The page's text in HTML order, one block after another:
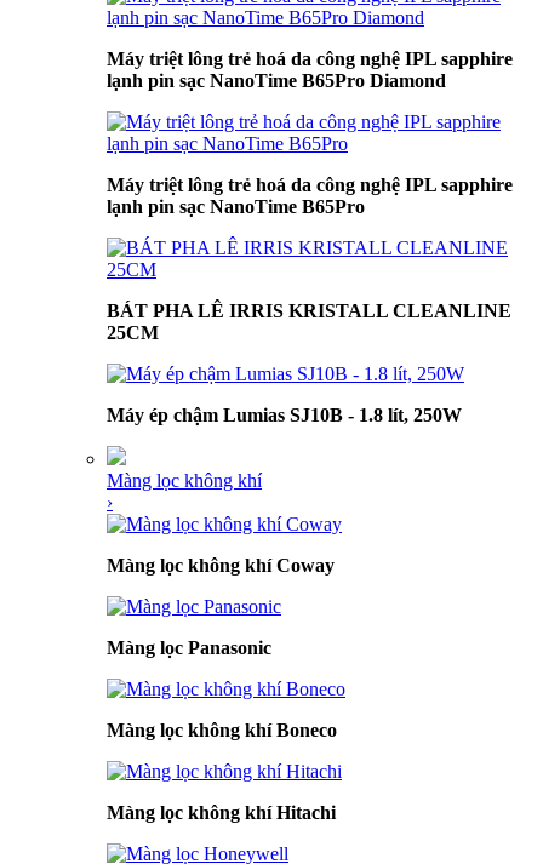
Máy triệt lông trẻ hoá da công nghệ IPL sapphire
lạnh pin sạc NanoTime B65Pro Diamond
Máy triệt lông trẻ hoá da công nghệ IPL sapphire
lạnh pin sạc NanoTime B65Pro
BÁT PHA LÊ IRRIS KRISTALL CLEANLINE
25CM
Máy ép chậm Lumias SJ10B - 1.8 lít, 250W
Màng lọc không khí
›
Màng lọc không khí Coway
Màng lọc Panasonic
Màng lọc không khí Boneco
Màng lọc không khí Hitachi